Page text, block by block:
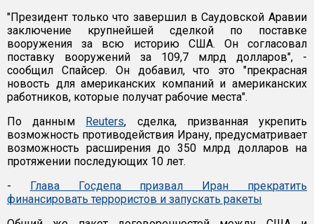
"Президент только что завершил в Саудовской Аравии
заключение крупнейшей сделкой по поставке
вооружения за всю историю США. Он согласовал
поставку вооружений за 109,7 млрд долларов", -
сообщил Спайсер. Он добавил, что это "прекрасная
новость для американских компаний и американских
работников, которые получат рабочие места".
По данным Reuters, сделка, призванная укрепить
возможность противодействия Ирану, предусматривает
возможность расширения до 350 млрд долларов на
протяжении последующих 10 лет.
- Глава Госдепа призвал Иран прекратить
финансировать террористов и запускать ракеты